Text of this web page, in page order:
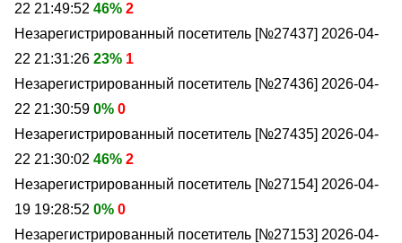
22 21:49:52 46% 2
Незарегистрированный посетитель [№27437] 2026-04-
22 21:31:26 23% 1
Незарегистрированный посетитель [№27436] 2026-04-
22 21:30:59 0% 0
Незарегистрированный посетитель [№27435] 2026-04-
22 21:30:02 46% 2
Незарегистрированный посетитель [№27154] 2026-04-
19 19:28:52 0% 0
Незарегистрированный посетитель [№27153] 2026-04-